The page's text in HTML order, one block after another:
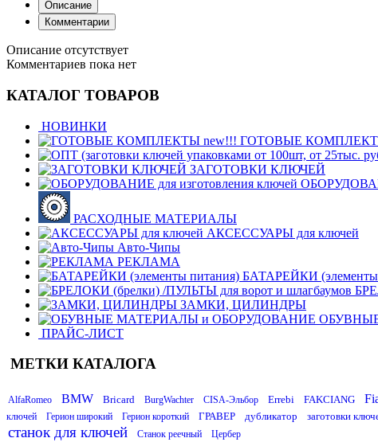
Описание
Комментарии
Описание отсутствует
Комментариев пока нет
КАТАЛОГ ТОВАРОВ
НОВИНКИ
ГОТОВЫЕ
ЗАГОТОВКИ КЛЮЧЕЙ
РАСХОДНЫЕ МАТЕРИАЛЫ
АКСЕССУАРЫ для ключей
Авто-Чипы
РЕКЛАМА
БАТАРЕЙКИ (элементы
ЗАМКИ, ЦИЛИНДРЫ
ПРАЙС-ЛИСТ
МЕТКИ КАТАЛОГА
AlfaRomeo BMW Bricard BurgWachter CISA-Эльбор Errebi FAKCIANG
ключей Герион широкий Герион короткий ГРАВЕР дубликатор заготовки
станок для ключей Станок реечный Цербер